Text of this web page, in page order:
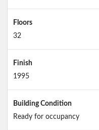
Floors
32
Finish
1995
Building Condition
Ready for occupancy